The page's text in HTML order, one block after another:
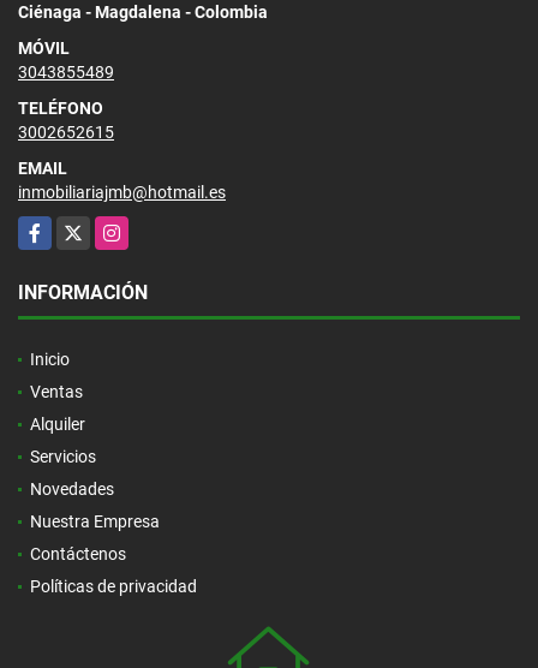
Ciénaga - Magdalena - Colombia
MÓVIL
3043855489
TELÉFONO
3002652615
EMAIL
inmobiliariajmb@hotmail.es
Facebook
X Instagram
INFORMACIÓN
Inicio
Ventas
Alquiler
Servicios
Novedades
Nuestra Empresa
Contáctenos
Políticas de privacidad